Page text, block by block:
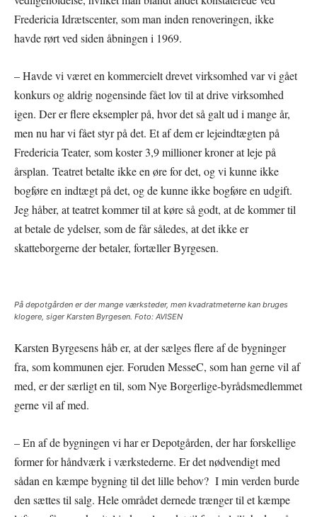
Fredericia Idrætscenter, som man inden renoveringen, ikke
havde rørt ved siden åbningen i 1969.
– Havde vi været en kommercielt drevet virksomhed var vi gået
konkurs og aldrig nogensinde fået lov til at drive virksomhed
igen. Der er flere eksempler på, hvor det så galt ud i mange år,
men nu har vi fået styr på det. Et af dem er lejeindtægten på
Fredericia Teater, som koster 3,9 millioner kroner at leje på
årsplan. Teatret betalte ikke en øre for det, og vi kunne ikke
bogføre en indtægt på det, og de kunne ikke bogføre en udgift.
Jeg håber, at teatret kommer til at køre så godt, at de kommer til
at betale de ydelser, som de får således, at det ikke er
skatteborgerne der betaler, fortæller Byrgesen.
På depotgården er der mange værksteder, men kvadratmeterne kan bruges
klogere, siger Karsten Byrgesen. Foto: AVISEN
Karsten Byrgesens håb er, at der sælges flere af de bygninger
fra, som kommunen ejer. Foruden MesseC, som han gerne vil af
med, er der særligt en til, som Nye Borgerlige-byrådsmedlemmet
gerne vil af med.
– En af de bygningen vi har er Depotgården, der har forskellige
former for håndværk i værkstederne. Er det nødvendigt med
sådan en kæmpe bygning til det lille behov? I min verden burde
den sættes til salg. Hele området dernede trænger til et kæmpe